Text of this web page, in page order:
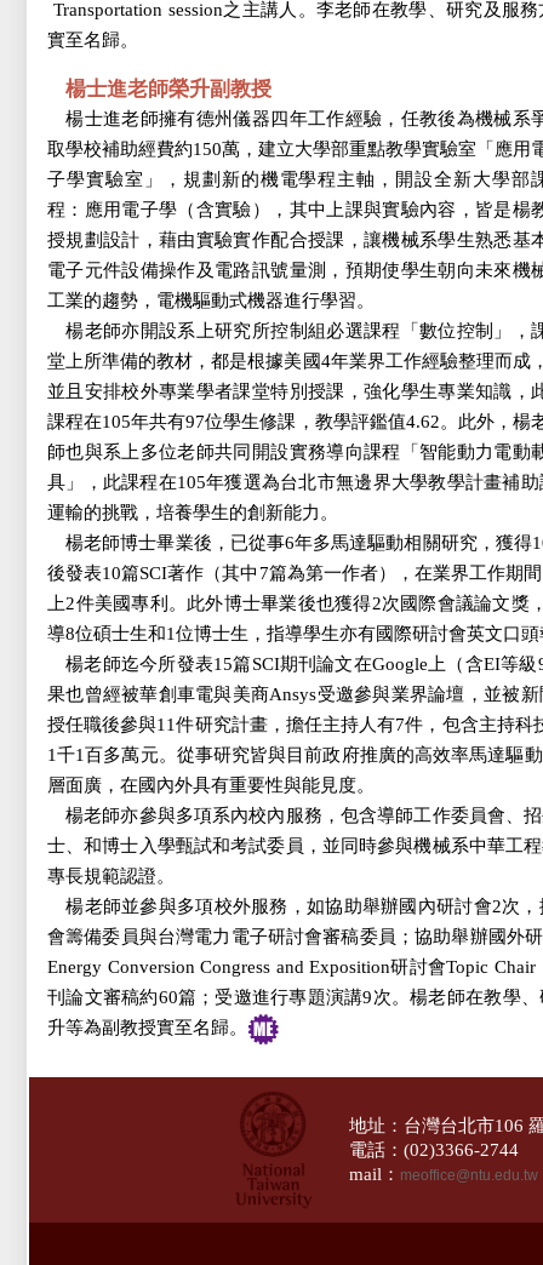
Transportation session之主講人。李老師在教學、研究及服
實至名歸。
楊士進老師榮升副教授
楊士進老師擁有德州儀器四年工作經驗，任教後為機械系
取學校補助經費約150萬，建立大學部重點教學實驗室「應用
子學實驗室」，規劃新的機電學程主軸，開設全新大學部
程：應用電子學（含實驗），其中上課與實驗內容，皆是楊
授規劃設計，藉由實驗實作配合授課，讓機械系學生熟悉基
電子元件設備操作及電路訊號量測，預期使學生朝向未來機
工業的趨勢，電機驅動式機器進行學習。
楊老師亦開設系上研究所控制組必選課程「數位控制」，
堂上所準備的教材，都是根據美國4年業界工作經驗整理而成
並且安排校外專業學者課堂特別授課，強化學生專業知識，
課程在105年共有97位學生修課，教學評鑑值4.62。此外，楊
師也與系上多位老師共同開設實務導向課程「智能動力電動
具」，此課程在105年獲選為台北市無邊界大學教學計畫補
運輸的挑戰，培養學生的創新能力。
楊老師博士畢業後，已從事6年多馬達驅動相關研究，獲得
後發表10篇SCI著作（其中7篇為第一作者），在業界工作期
上2件美國專利。此外博士畢業後也獲得2次國際會議論文獎
導8位碩士生和1位博士生，指導學生亦有國際研討會英文口
楊老師迄今所發表15篇SCI期刊論文在Google上（含EI等
果也曾經被華創車電與美商Ansys受邀參與業界論壇，並被
授任職後參與11件研究計畫，擔任主持人有7件，包含主持
1千1百多萬元。從事研究皆與目前政府推廣的高效率馬達驅
層面廣，在國內外具有重要性與能見度。
楊老師亦參與多項系內校內服務，包含導師工作委員會、
士、和博士入學甄試和考試委員，並同時參與機械系中華工
專長規範認證。
楊老師並參與多項校外服務，如協助舉辦國內研討會2次
會籌備委員與台灣電力電子研討會審稿委員；協助舉辦國外
Energy Conversion Congress and Exposition研討會Topic
刊論文審稿約60篇；受邀進行專題演講9次。楊老師在教學
升等為副教授實至名歸。
地址：台灣台北市106
電話：(02)3366-
mail： meoffice@ntu.edu.tw